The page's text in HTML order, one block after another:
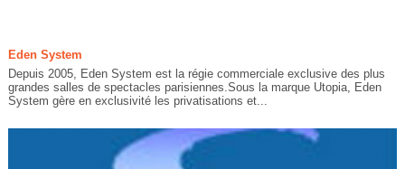
Eden System
Depuis 2005, Eden System est la régie commerciale exclusive des plus
grandes salles de spectacles parisiennes.Sous la marque Utopia, Eden
System gère en exclusivité les privatisations et...